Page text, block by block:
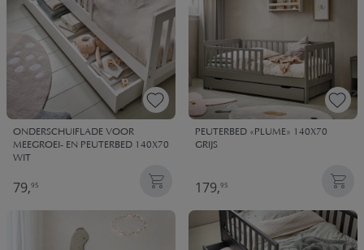
ONDERSCHUIFLADE VOOR
MEEGROEI- EN PEUTERBED 140X70
WIT
79,95
PEUTERBED «PLUME» 140X70
GRIJS
179,95